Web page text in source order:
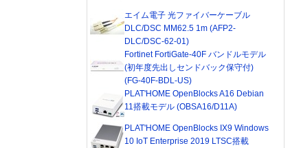
エイム電子 光ファイバーケーブル
DLC/DSC MM62.5 1m (AFP2-
DLC/DSC-62-01)
Fortinet FortiGate-40F バンドルモデル
(初年度先出しセンドバック保守付)
(FG-40F-BDL-US)
PLAT'HOME OpenBlocks A16 Debian
11搭載モデル (OBSA16/D11A)
PLAT'HOME OpenBlocks IX9 Windows
10 IoT Enterprise 2019 LTSC搭載